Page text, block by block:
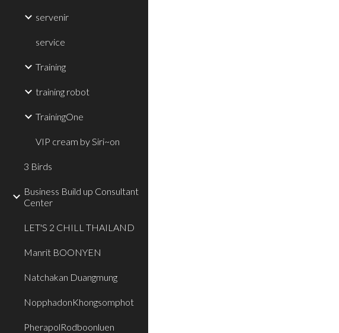
servenir
service
Training
training robot
TrainingOne
VIP cream by Siri~on
3 Birds
Business Build up Consultant
Center
LET'S 2 CHILL THAILAND
Manrit BOONYEN
Natchakan Duangmung
NopphadonKhongsomphot
PherapolRodboonluen